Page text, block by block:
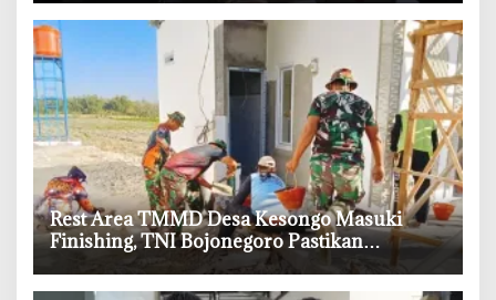
‎Rest Area TMMD Desa Kesongo Masuki
Finishing, TNI Bojonegoro Pastikan
Bangunan Kokoh dan Nyaman